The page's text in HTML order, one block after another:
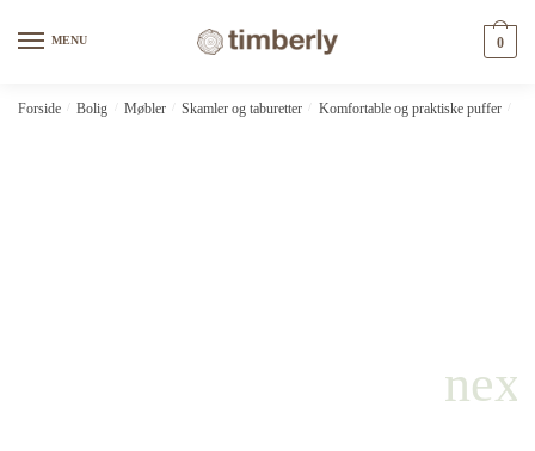
MENU 0
Forside Bolig Møbler Skamler og taburetter Komfortable og praktiske puffer